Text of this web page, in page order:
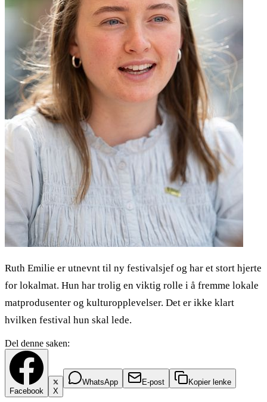
Ruth Emilie er utnevnt til ny festivalsjef og har et stort hjerte
for lokalmat. Hun har trolig en viktig rolle i å fremme lokale
matprodusenter og kulturopplevelser. Det er ikke klart
hvilken festival hun skal lede.
Del denne saken:
Facebook X
WhatsApp E-post Kopier lenke